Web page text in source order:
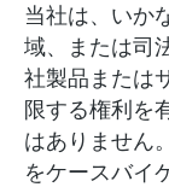
当社は、いか
域、または司
社製品または
限する権利を
はありません
をケースバイ